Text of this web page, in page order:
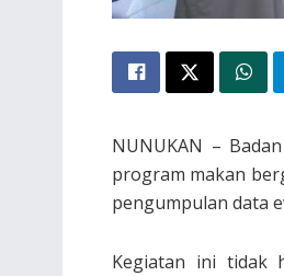
NUNUKAN –
program makan
pengumpulan data
Kegiatan ini tidak